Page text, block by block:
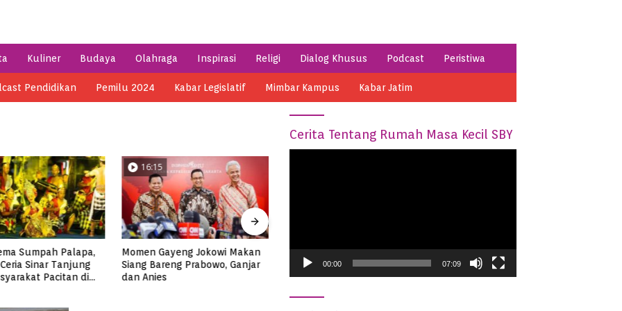
Kuliner Budaya Olahraga Inspirasi Religi Dialog Khusus Podcast Peristiwa
Pendidikan Pemilu 2024 Kabar Legislatif Mimbar Kampus Kabar Jatim
Jokowi Makan
Prabowo, Ganjar
04:14
Semarak HSN 2023 di Pacitan,
Ribuan Santri Makan Ikan
Tuna Super Jumbo
Menikmati Asyiknya Berwisata
di Mentari Hill Pacitan
Keren, Ada Spot Foto Keren di
Pantai Pancer Pacitan
Berbahan Sampah
Cerita Tentang Rumah Masa Kecil SBY
00:00 07:09